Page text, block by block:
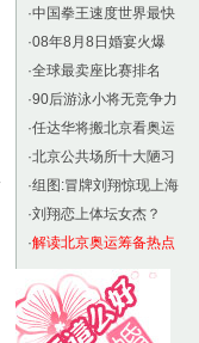
·中国拳王速度世界最快
·08年8月8日婚宴火爆
·全球最卖座比赛排名
·90后游泳小将无竞争力
·任达华将搬北京看奥运
·北京公共场所十大陋习
·组图:冒牌刘翔惊现上海
·刘翔恋上体坛女杰？
·解读北京奥运筹备热点